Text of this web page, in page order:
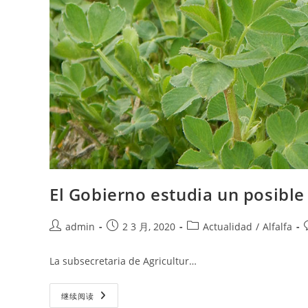
El Gobierno estudia un
Postadmin
Post2 3 月, 2020
PostActualidad / Alfalfa
La subsecretaria de Agricultur…
继续阅读 El
Gobierno